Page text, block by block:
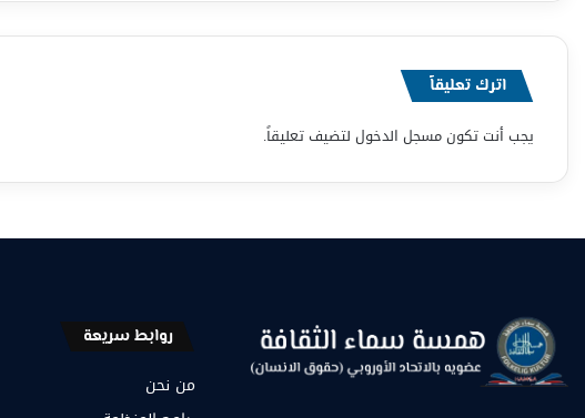
اترك تعليقاً
يجب أنت تكونمسجل الدخول لتضيف تعليقاً.
روابط سريعة
من نحن